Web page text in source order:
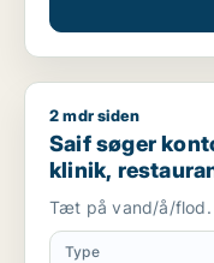
Saif søger kontor,
2 mdr siden
Saif søger
klinik,
Storkøbenhavn
Tæt på vand/å/flod.
Type